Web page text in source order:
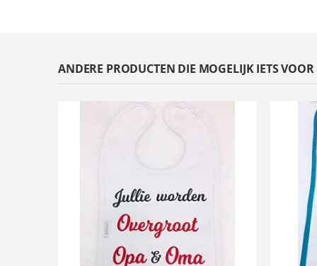
ANDERE PRODUCTEN DIE MOGELIJK IETS